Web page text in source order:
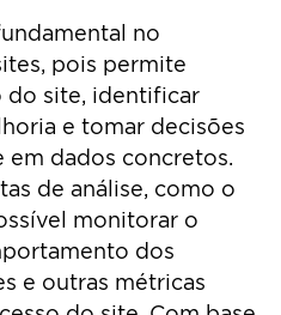
no
pois permite
do site, identificar
e tomar decisões
em dados concretos.
de análise, como o
monitorar o
dos
e outras métricas